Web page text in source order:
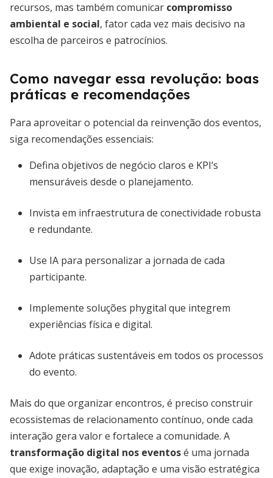
recursos, mas também comunicar compromisso
ambiental e social, fator cada vez mais decisivo na
escolha de parceiros e patrocínios.
Como navegar essa revolução: boas
práticas e recomendações
Para aproveitar o potencial da reinvenção dos eventos,
siga recomendações essenciais:
Defina objetivos de negócio claros e KPI’s
mensuráveis desde o planejamento.
Invista em infraestrutura de conectividade robusta
e redundante.
Use IA para personalizar a jornada de cada
participante.
Implemente soluções phygital que integrem
experiências física e digital.
Adote práticas sustentáveis em todos os processos
do evento.
Mais do que organizar encontros, é preciso construir
ecossistemas de relacionamento contínuo, onde cada
interação gera valor e fortalece a comunidade. A
transformação digital nos eventosé uma jornada
que exige inovação, adaptação e uma visão estratégica